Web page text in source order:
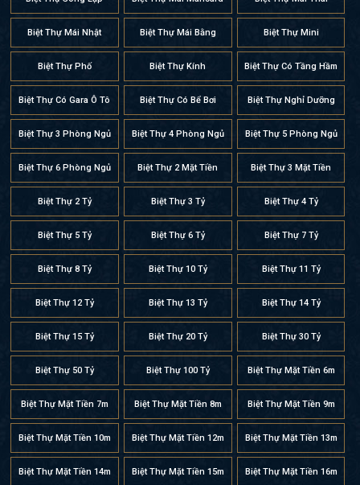
Biệt Thự Mái Nhật Biệt Thự Mái Bằng Biệt Thự Mini
Biệt Thự Phố Biệt Thự Kính Biệt Thự Có Tầng Hầm
Biệt Thự Có Gara Ô Tô Biệt Thự Có Bể Bơi Biệt Thự Nghỉ Dưỡng
Biệt Thự 3 Phòng Ngủ Biệt Thự 4 Phòng Ngủ Biệt Thự 5 Phòng Ngủ
Biệt Thự 6 Phòng Ngủ Biệt Thự 2 Mặt Tiền Biệt Thự 3 Mặt Tiền
Biệt Thự 2 Tỷ Biệt Thự 3 Tỷ Biệt Thự 4 Tỷ
Biệt Thự 5 Tỷ Biệt Thự 6 Tỷ Biệt Thự 7 Tỷ
Biệt Thự 8 Tỷ Biệt Thự 10 Tỷ Biệt Thự 11 Tỷ
Biệt Thự 12 Tỷ Biệt Thự 13 Tỷ Biệt Thự 14 Tỷ
Biệt Thự 15 Tỷ Biệt Thự 20 Tỷ Biệt Thự 30 Tỷ
Biệt Thự 50 Tỷ Biệt Thự 100 Tỷ Biệt Thự Mặt Tiền 6m
Biệt Thự Mặt Tiền 7m Biệt Thự Mặt Tiền 8m Biệt Thự Mặt Tiền 9m
Biệt Thự Mặt Tiền 10m Biệt Thự Mặt Tiền 12m Biệt Thự Mặt Tiền 13m
Biệt Thự Mặt Tiền 14m Biệt Thự Mặt Tiền 15m Biệt Thự Mặt Tiền 16m